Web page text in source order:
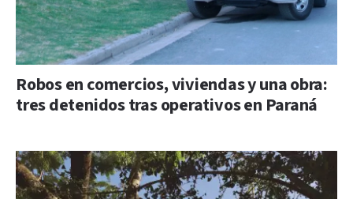
Robos en comercios, viviendas y una obra:
tres detenidos tras operativos en Paraná